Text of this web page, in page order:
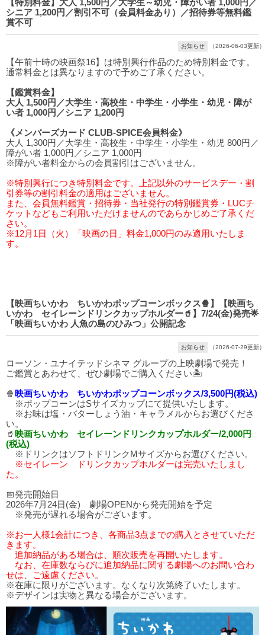
【特別料金】大人 1,500円／大学生～幼児・障がい者 1,000円／
シニア 1,200円／割引不可（会員料金あり）／招待券等無料鑑
賞不可
お知らせ （2026-06-03更新）
【午前十時の映画祭16】は特別興行作品のため特別料金です。
通常料金とは異なりますので予めご了承ください。
【鑑賞料金】
大人 1,500円／大学生・高校生・中学生・小学生・幼児・障が
い者 1,000円／シニア 1,200円
《メンバーズカード CLUB-SPICE会員料金》
大人 1,300円／大学生・高校生・中学生・小学生・幼児 800円／
障がい者 1,000円／シニア 1,000円
※障がい者料金からの会員割引はございません。
※特別興行につき特別料金です。上記以外のサービスデー・割
引券等の割引料金の適用はございません。
また、会員無料鑑賞・招待券・当社発行の特別鑑賞券・LUCチ
ケットなどもご利用いただけませんのであらかじめご了承くだ
さい。
※12月1日（火）「映画の日」料金1,000円のみ適用いたしま
す。
【映画ちいかわ ちいかわポップコーンボックス🍿】【映画ち
いかわ セイレーンドリンクカップホルダー🥤】7/24(金)発売🌟
「映画ちいかわ 人魚の島のひみつ」公開記念
お知らせ （2026-07-29更新）
ローソン・ユナイテッドシネマ グループの上映劇場で発売！
ご鑑賞とあわせて、ぜひ劇場でご購入ください🏝️
🍿 映画ちいかわ ちいかわポップコーンボックス/3,500円(税込)
※ポップコーンはSサイズカップにて提供いたします。
※お味は塩・バターしょう油・キャラメルからお選びくださ
い。
🥤 映画ちいかわ セイレーンドリンクカップホルダー/2,000円
(税込)
※ドリンクはソフトドリンクMサイズからお選びください。
※セイレーン ドリンクカップホルダーは完売いたしまし
た。
📅発売開始日
2026年7月24日(金) 劇場OPENから発売開始を予定
※発売が遅れる場合がございます。
※お一人様1会計につき、各商品3点までの購入とさせていただ
きます。
追加納品がある場合は、順次販売を再開いたします。
なお、在庫数ならびに追加納品に関する劇場へのお問い合わ
せは、ご遠慮ください。
※在庫に限りがございます。なくなり次第終了いたします。
※デザインは実物と異なる場合がございます。